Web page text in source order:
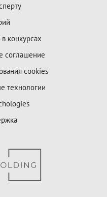
конкурсах
соглашение
cookies
технологии